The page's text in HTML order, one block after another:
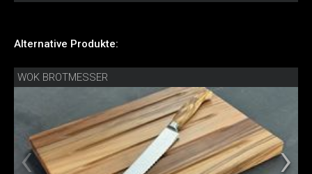
Alternative Produkte:
WOK BROTMESSER